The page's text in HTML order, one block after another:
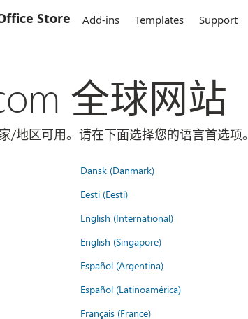
Store Add-ins Templates Support
全球网站
/地区可用。请在下面选择您的语言首选项。
Dansk (Danmark)
Eesti (Eesti)
English (International)
English (Singapore)
Español (Argentina)
Español (Latinoamérica)
Français (France)